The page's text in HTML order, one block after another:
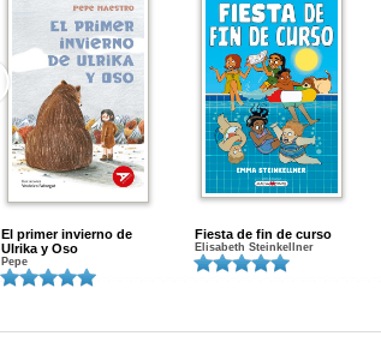
El primer invierno de
Ulrika y Oso
Pepe
Fiesta de fin de curso
Elisabeth Steinkellner